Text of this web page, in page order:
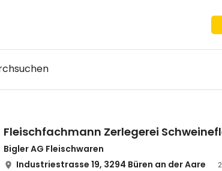
Fleischfachmann Zerlegerei
Bigler AG Fleischwaren
Industriestrasse 19, 3294 Büren an der Aare